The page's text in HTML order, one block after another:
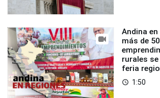
Andina en
más de 50
rurales se
feria
Foncodes
access_time 1:50